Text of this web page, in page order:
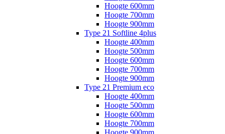
Hoogte 600mm
Hoogte 700mm
Hoogte 900mm
Type 21 Softline 4plus
Hoogte 400mm
Hoogte 500mm
Hoogte 600mm
Hoogte 700mm
Hoogte 900mm
Type 21 Premium eco
Hoogte 400mm
Hoogte 500mm
Hoogte 600mm
Hoogte 700mm
Hoogte 900mm